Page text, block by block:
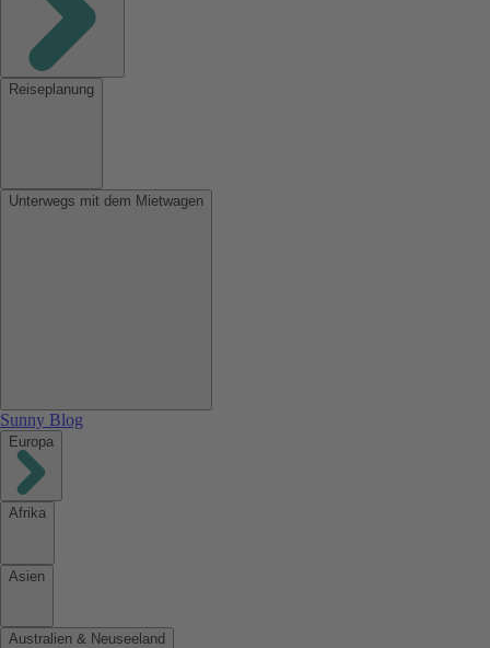
Reiseplanung
Unterwegs mit dem Mietwagen
Sunny Blog
Europa
Afrika
Asien
Australien & Neuseeland